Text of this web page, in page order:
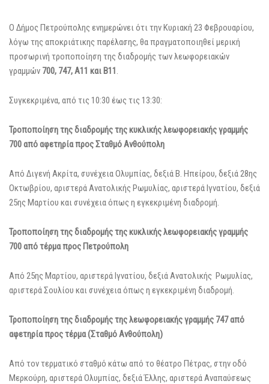
Ο Δήμος Πετρούπολης ενημερώνει ότι την Κυριακή 23 Φεβρουαρίου,
λόγω της αποκριάτικης παρέλασης, θα πραγματοποιηθεί μερική
προσωρινή τροποποίηση της διαδρομής των λεωφορειακών
γραμμών 700, 747, Α11 και Β11.
Συγκεκριμένα, από τις 10:30 έως τις 13:30:
Τροποποίηση της διαδρομής της κυκλικής λεωφορειακής γραμμής
700 από αφετηρία προς Σταθμό Ανθούπολη
Από Διγενή Ακρίτα, συνέχεια Ολυμπίας, δεξιά Β. Ηπείρου, δεξιά 28ης
Οκτωβρίου, αριστερά Ανατολικής Ρωμυλίας, αριστερά Ιγνατίου, δεξιά
25ης Μαρτίου και συνέχεια όπως η εγκεκριμένη διαδρομή.
Τροποποίηση της διαδρομής της κυκλικής λεωφορειακής γραμμής
700 από τέρμα προς Πετρούπολη
Από 25ης Μαρτίου, αριστερά Ιγνατίου, δεξιά Ανατολικής Ρωμυλίας,
αριστερά Σουλίου και συνέχεια όπως η εγκεκριμένη διαδρομή.
Τροποποίηση της διαδρομής της λεωφορειακής γραμμής 747 από
αφετηρία προς τέρμα (Σταθμό Ανθούπολη)
Από τον τερματικό σταθμό κάτω από το θέατρο Πέτρας, στην οδό
Μερκούρη, αριστερά Ολυμπίας, δεξιά Έλλης, αριστερά Αναπαύσεως